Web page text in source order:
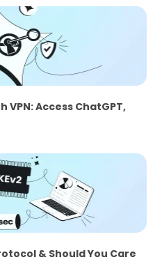
VPN: Access ChatGPT,
& Should You Care